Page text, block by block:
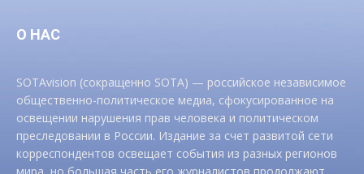
О НАС
SOTAvision (сокращенно SOTA) — российское независимое
общественно-политическое медиа, сфокусированное на
освещении нарушения прав человека и политическом
преследовании в России. Издание за счет развитой сети
корреспондентов освещает события из разных регионов